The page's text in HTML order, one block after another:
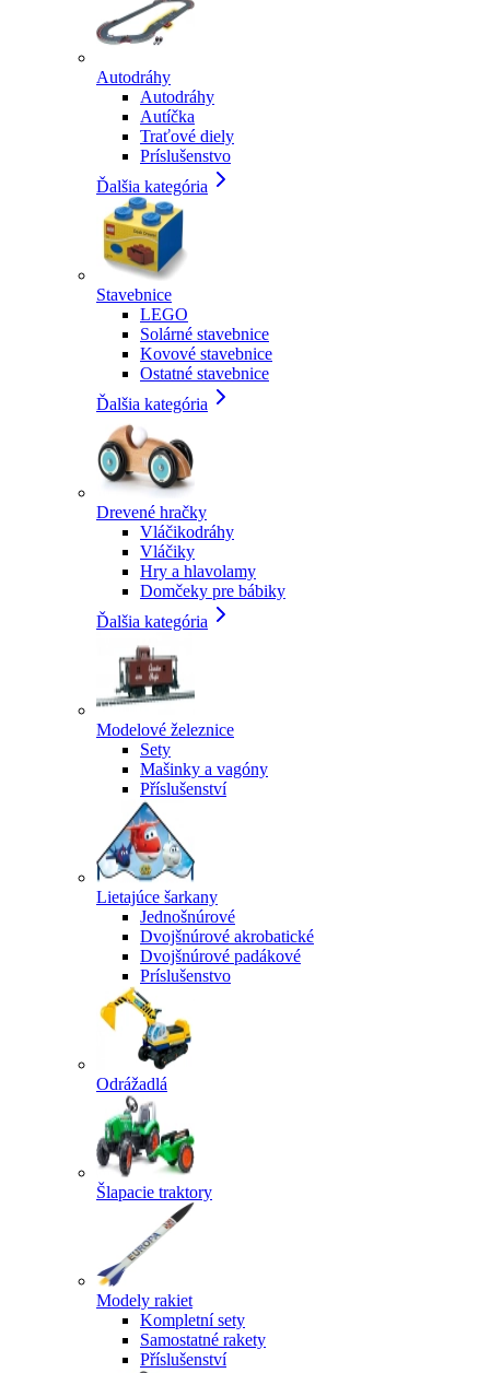
Autodráhy
Autodráhy
Autíčka
Traťové diely
Príslušenstvo
Ďalšia kategória
Stavebnice
LEGO
Solárné stavebnice
Kovové stavebnice
Ostatné stavebnice
Ďalšia kategória
Drevené hračky
Vláčikodráhy
Vláčiky
Hry a hlavolamy
Domčeky pre bábiky
Ďalšia kategória
Modelové železnice
Sety
Mašinky a vagóny
Příslušenství
Lietajúce šarkany
Jednošnúrové
Dvojšnúrové akrobatické
Dvojšnúrové padákové
Príslušenstvo
Odrážadlá
Šlapacie traktory
Modely rakiet
Kompletní sety
Samostatné rakety
Příslušenství